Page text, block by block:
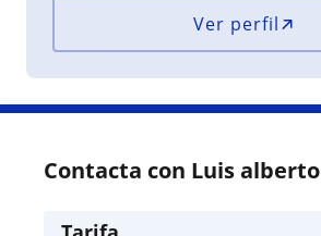
Ver perfil
Contacta con Luis alberto